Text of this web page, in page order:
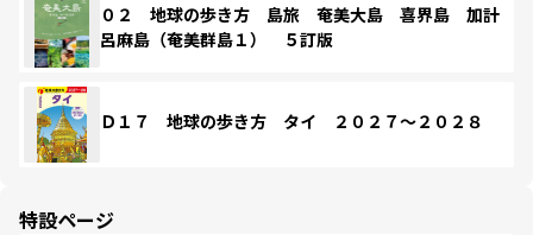
０２ 地球の歩き方 島旅 奄美大島 喜界島 加計
呂麻島（奄美群島１） ５訂版
Ｄ１７ 地球の歩き方 タイ ２０２７～２０２８
特設ページ